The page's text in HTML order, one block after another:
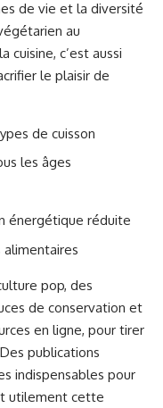
de vie et la diversité
au
cuisine, c’est aussi
le plaisir de
de cuisson
les âges
énergétique réduite
pop, des
de conservation et
en ligne, pour tirer
publications
indispensables pour
utilement cette